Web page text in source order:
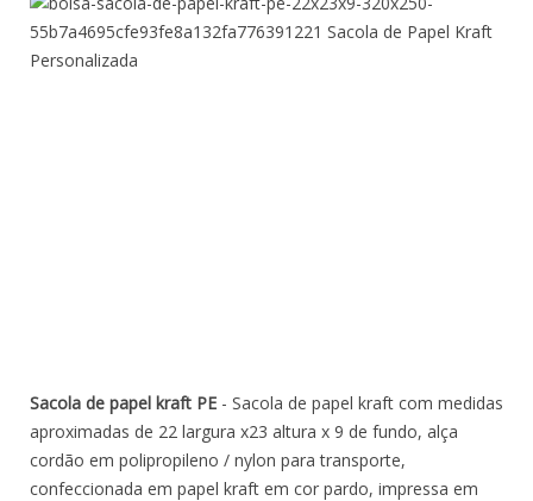
Sacola de papel kraft PE - Sacola de papel kraft com medidas
aproximadas de 22 largura x23 altura x 9 de fundo, alça
cordão em polipropileno / nylon para transporte,
confeccionada em papel kraft em cor pardo, impressa em